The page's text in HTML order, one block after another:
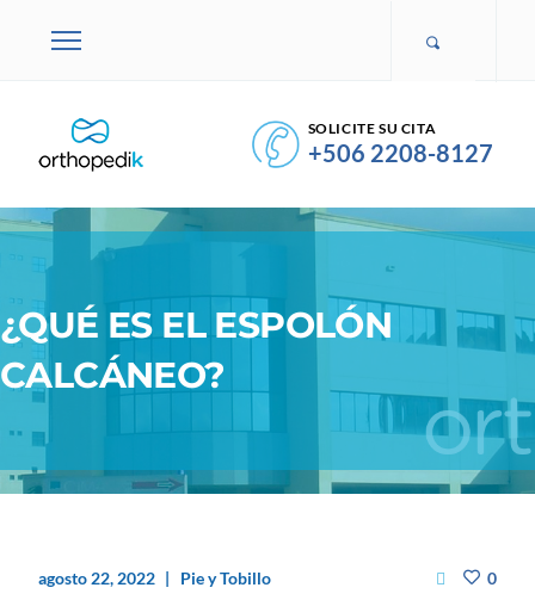
SOLICITE SU CITA
+506 2208-8127
¿QUÉ ES EL ESPOLÓN
CALCÁNEO?
agosto 22, 2022 Pie y Tobillo 0